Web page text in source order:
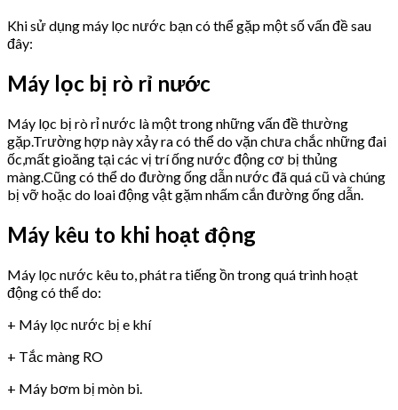
Khi sử dụng máy lọc nước bạn có thể gặp một số vấn đề sau
đây:
Máy lọc bị rò rỉ nước
Máy lọc bị rò rỉ nước là một trong những vấn đề thường
gặp.Trường hợp này xảy ra có thể do vặn chưa chắc những đai
ốc,mất gioăng tại các vị trí ống nước động cơ bị thủng
màng.Cũng có thể do đường ống dẫn nước đã quá cũ và chúng
bị vỡ hoặc do loai động vật gặm nhấm cắn đường ống dẫn.
Máy kêu to khi hoạt động
Máy lọc nước kêu to, phát ra tiếng ồn trong quá trình hoạt
động có thể do:
+ Máy lọc nước bị e khí
+ Tắc màng RO
+ Máy bơm bị mòn bi.